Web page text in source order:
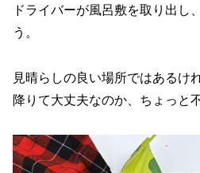
ドライバーが風呂敷を取り出し
う。
見晴らしの良い場所ではあるけ
降りて大丈夫なのか、ちょっと